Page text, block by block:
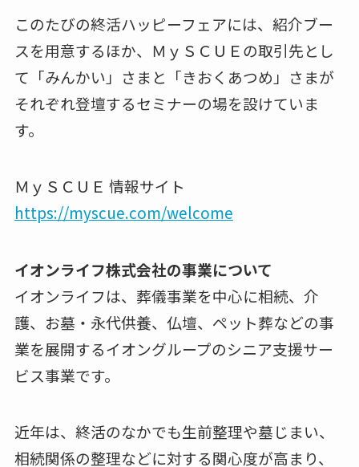
このたびの終活ハッピーフェアには、紹介ブー
スを用意するほか、ＭｙＳＣＵＥの取引先とし
て「みんかい」さまと「きおくあつめ」さまが
それぞれ登壇するセミナーの場を設けていま
す。
ＭｙＳＣＵＥ 情報サイト
https://myscue.com/welcome
イオンライフ株式会社の事業について
イオンライフは、葬儀事業を中心に相続、介
護、お墓・永代供養、仏壇、ペット葬などの事
業を展開するイオングループのシニア支援サー
ビス事業です。
近年は、終活のなかでも生前整理や墓じまい、
相続関係の整理などに対する関心度が高まり、